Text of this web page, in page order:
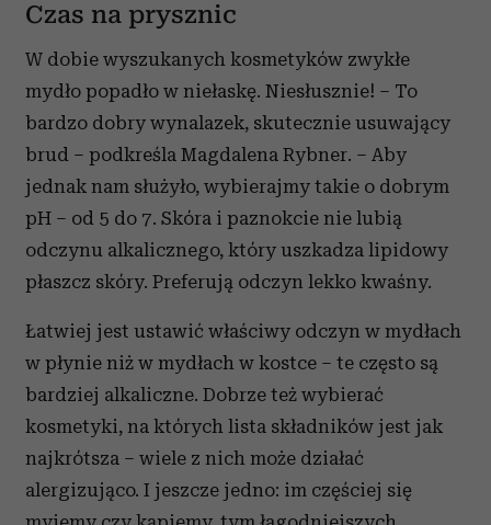
Czas na prysznic
W dobie wyszukanych kosmetyków zwykłe
mydło popadło w niełaskę. Niesłusznie! – To
bardzo dobry wynalazek, skutecznie usuwający
brud – podkreśla Magdalena Rybner. – Aby
jednak nam służyło, wybierajmy takie o dobrym
pH – od 5 do 7. Skóra i paznokcie nie lubią
odczynu alkalicznego, który uszkadza lipidowy
płaszcz skóry. Preferują odczyn lekko kwaśny.
Łatwiej jest ustawić właściwy odczyn w mydłach
w płynie niż w mydłach w kostce – te często są
bardziej alkaliczne. Dobrze też wybierać
kosmetyki, na których lista składników jest jak
najkrótsza – wiele z nich może działać
alergizująco. I jeszcze jedno: im częściej się